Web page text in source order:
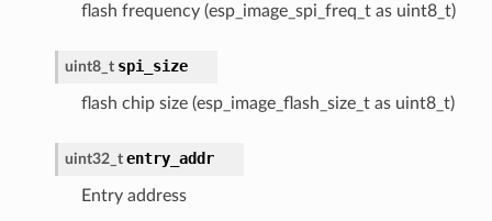
flash frequency (esp_image_spi_freq_t as uint8_t)
uint8_t spi_size
flash chip size (esp_image_flash_size_t as uint8_t)
uint32_t entry_addr
Entry address